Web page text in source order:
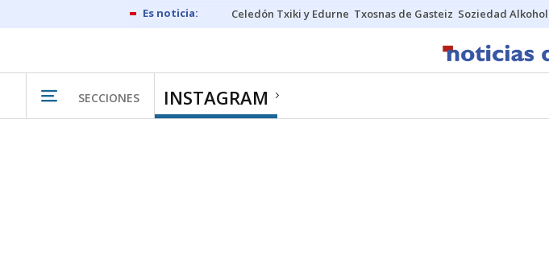
Celedón Txiki y Edurne Txosnas de Gasteiz Soziedad
SECCIONES INSTAGRAM